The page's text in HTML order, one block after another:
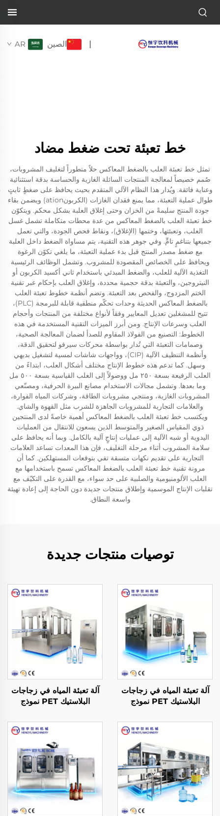
| الصين AR
خط تعبئة تحت ضغط مضاد
تمثل خط تعبئة العلب بالضغط المعاكس حلاً متطوراً لتغليف المشروبات،
صُمم خصيصاً لمعالجة المنتجات السائلة الغازية والحساسة بدقة استثنائية
وعناية فائقة. ويُدار هذا النظام الآلي المتقدم بحيث يحافظ على ضغطٍ ثابتٍ
طوال عملية التعبئة، مما يمنع فقدان الغازات (الكربونation) ويضمن بقاء
جودة المنتج سليمةً من الخزان وحتى إغلاق العلبة بشكل محكم. ويتكوّن
خط تعبئة العلب بالضغط المعاكس من عدة محطات متكاملة تشمل غسل
العلب، وتعبئتها، وختمها (الإغلاق)، ونقاط فحص الجودة، والتي تعمل
جميعها بتناغمٍ تامٍّ. وفي جوهر هذه التقنية، يتم مساواة الضغط داخل العلبة
مع ضغط مصدر المنتج قبل بدء عملية التعبئة، ما يلغي تكوّن الرغوة
ويحافظ على الخصائص المقصودة للمشروب. وتشمل الوظائف الرئيسية
التغذية الآلية للعلب، والضغط المبدئي باستخدام ثاني أكسيد الكربون أو
النيتروجين، والتعبئة بدقة حجمية محددة، وإغلاق العلب بإحكام عبر تقنية
الختم المزدوج، والفحص بعد التعبئة. وتضم أنظمة خطوط تعبئة العلب
بالضغط المعاكس الحديثة وحدات تحكّم منطقية قابلة للبرمجة (PLC)،
تتيح للمشغلين تعديل المعايير وفقاً لأنواع مختلفة من المنتجات وأحجام
العلب وسرعات الإنتاج. ومن أبرز الميزات التقنية المستخدمة في هذه
الخطوط: التصنيع من الفولاذ المقاوم للصدأ لضمان المعالجة الصحية،
وصمامات التعبئة التي تُدار بواسطة محركات سيرفو لتحقيق الدقة،
وأنظمة التنظيف الآلية (CIP)، وواجهات شاشات لمسية لتشغيل بديهي
وسهل. كما تدعم هذه خطوط الإنتاج مختلف أشكال العلب، ابتداءً من
العلب الرفيعة بسعة ٢٥٠ مل ووصولاً إلى العلب القياسية بسعة ٥٠٠ مل
وما بعدها. وتشمل مجالات الاستخدام مصانع البيرة الحرفية، ومصنّعي
المشروبات الغازية، ومنتجي مشروبات الطاقة، وشركات المياه الفوارة،
والعلامات التجارية للمشروبات الجاهزة للشرب مثل القهوة والشاي.
ويكتسب خط تعبئة العلب بالضغط المعاكس أهمية خاصةً لدى المنتجين
ذوي المقياس الصغير والمتوسط الذين يسعون للانتقال من العمليات
اليدوية أو شبه الآلية إلى عمليات إنتاجٍ آلية بالكامل. وبما أنه يحافظ على
سلامة المشروب أثناء مرحلة التغليف، فإن هذا المعدات تساعد العلامات
التجارية على تقديم نكهات متسقة تفي بتوقعات المستهلكين. كما أن
مرونة تقنية خط تعبئة العلب بالضغط المعاكس تسمح باستخدامها مع
العلب الألومنيومية والصلبية على حد سواء، مع القدرة على التكيّف مع
تقلبات الإنتاج الموسمية وإطلاق منتجات جديدة دون الحاجة إلى إعادة تهيئة
واسعة النطاق.
توصيات منتجات جديدة
آلة تعبئة المياه في زجاجات
البلاستيك PET نموذج
آلة تعبئة المياه في زجاجات
البلاستيك PET نموذج